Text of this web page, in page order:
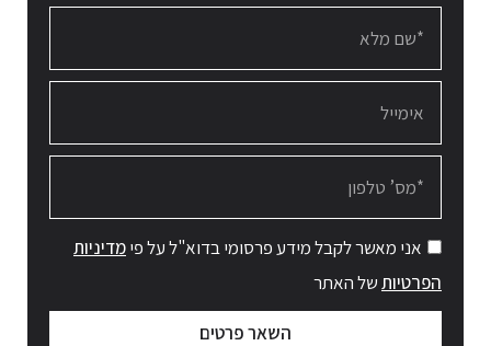
אני מאשר לקבל מידע פרסומי בדוא"ל על פימדיניות
הפרטיותשל האתר
השאר פרטים